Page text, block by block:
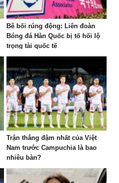
Bê bối rúng động: Liên đoàn
Bóng đá Hàn Quốc bị tố hối lộ
trọng tài quốc tế
Trận thắng đậm nhất của Việt
Nam trước Campuchia là bao
nhiêu bàn?